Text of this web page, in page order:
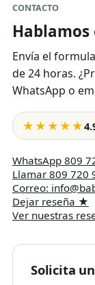
CONTACTO
Envía el
de 24 horas.
WhatsApp o
★★★★★
WhatsApp 809
Llamar 809 720
Correo:
Dejar reseña ★
Ver nuestras
Solicita